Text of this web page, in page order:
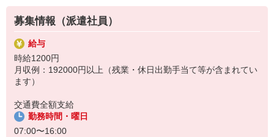
安全管理体制も万全ですので安心してご就業いただけます。
登録方法は、【オンライン】【電話】【登録会来場】の3つから
選べます♪
★★履歴書・証明写真は不要！★★
また、ご登録済の方はお仕事の紹介がスムーズです。
ご応募お待ちしています。
K、駐車場完備。ご応募お待ちしています。
＊簡単作業です
募集情報（派遣社員）
給与
時給1200円
月収例：192000円以上（残業・休日出勤手当て等が含まれてい
ます）
交通費全額支給
勤務時間・曜日
07:00〜16:00